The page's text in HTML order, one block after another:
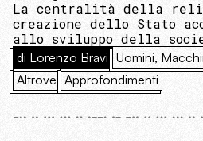
La centralità della
creazione dello Stato
allo sviluppo della
di Lorenzo Bravi Uomini,
Altrove Approfondimenti